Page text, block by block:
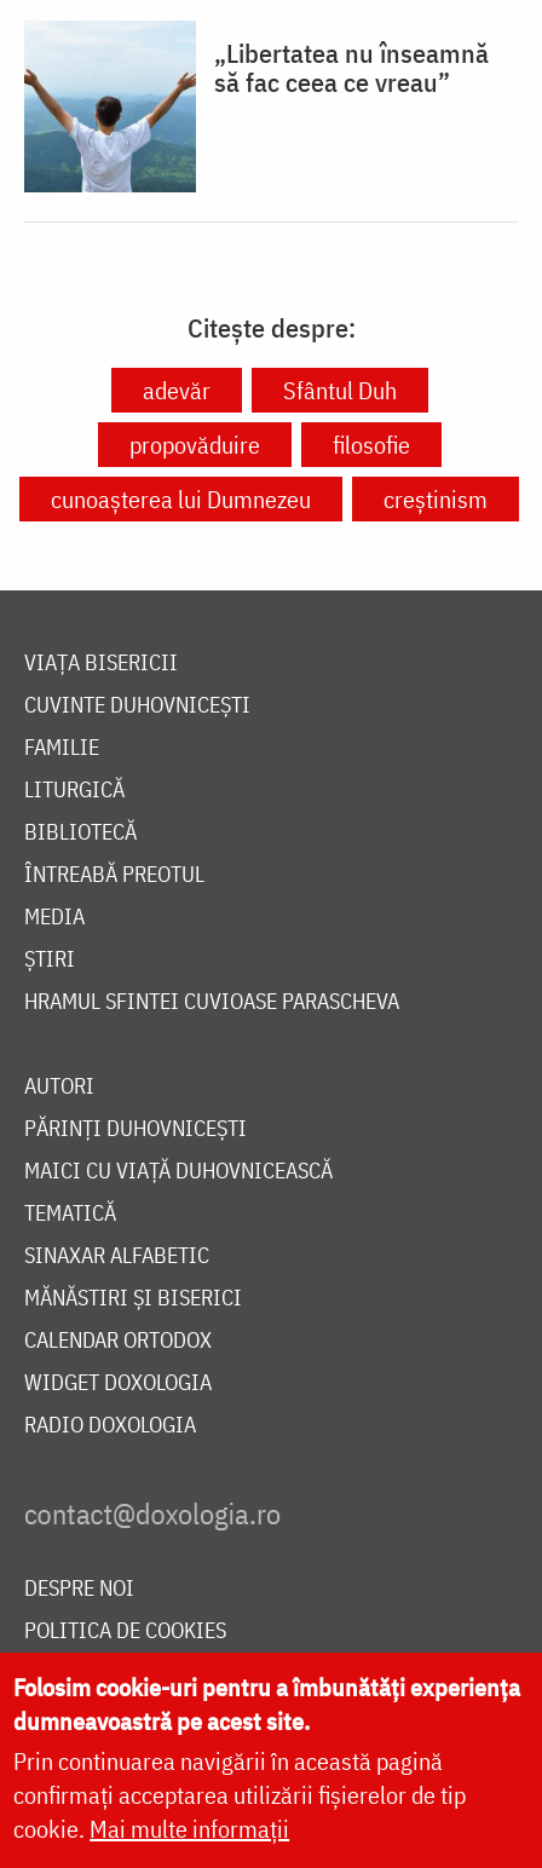
„Libertatea nu înseamnă
să fac ceea ce vreau”
Citește despre:
adevăr
Sfântul Duh
propovăduire
filosofie
cunoașterea lui Dumnezeu
creștinism
VIAȚA BISERICII
CUVINTE DUHOVNICEȘTI
FAMILIE
LITURGICĂ
BIBLIOTECĂ
ÎNTREABĂ PREOTUL
MEDIA
ȘTIRI
HRAMUL SFINTEI CUVIOASE PARASCHEVA
AUTORI
PĂRINȚI DUHOVNICEȘTI
MAICI CU VIAȚĂ DUHOVNICEASCĂ
TEMATICĂ
SINAXAR ALFABETIC
MĂNĂSTIRI ȘI BISERICI
CALENDAR ORTODOX
WIDGET DOXOLOGIA
RADIO DOXOLOGIA
DESPRE NOI
POLITICA DE COOKIES
DONEAZĂ ONLINE PENTRU CATEDRALA NAȚIONALĂ
LIVE
Folosim cookie-uri pentru a îmbunătăți experiența
dumneavoastră pe acest site.
Prin continuarea navigării în această pagină
confirmați acceptarea utilizării fișierelor de tip
cookie. Mai multe informații